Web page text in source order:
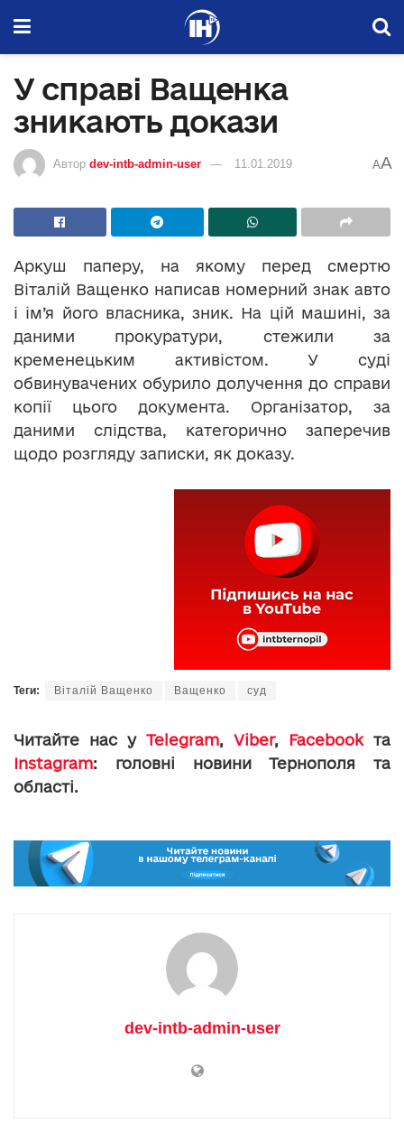
У справі Ващенка
зникають докази
Автор dev-intb-admin-user 11.01.2019 AA
Аркуш паперу, на якому перед смертю
Віталій Ващенко написав номерний знак авто
і ім’я його власника, зник. На цій машині, за
даними прокуратури, стежили за
кременецьким активістом. У суді
обвинувачених обурило долучення до справи
копії цього документа. Організатор, за
даними слідства, категорично заперечив
щодо розгляду записки, як доказу.
Теги: Віталій Ващенко Ващенко суд
Читайте нас у Telegram, Viber, Facebookта
Instagram: головні новини Тернополя та
області.
dev-intb-admin-user